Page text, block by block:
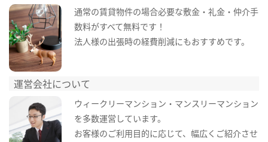
通常の賃貸物件の場合必要な敷金・礼金・仲介手
数料がすべて無料です！
法人様の出張時の経費削減にもおすすめです。
運営会社について
ウィークリーマンション・マンスリーマンション
を多数運営しています。
お客様のご利用目的に応じて、幅広くご紹介させ